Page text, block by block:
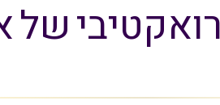
של